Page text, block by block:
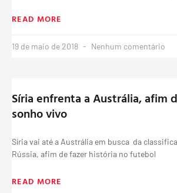
READ MORE
19 de maio de 2018 Nenhum comentário
Síria enfrenta a Austrália, afim
sonho vivo
Síria vai até a Austrália em busca da
Rússia, afim de fazer história no futebol
READ MORE